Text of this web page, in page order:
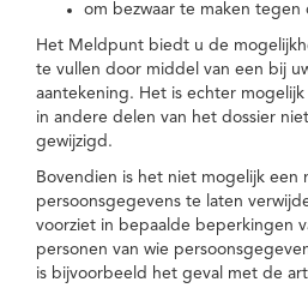
om bezwaar te maken tegen
Het Meldpunt biedt u de
te vullen door middel van een bij
aantekening. Het is echter
in andere delen van het dossier
gewijzigd.
Bovendien is het niet mogelijk een
persoonsgegevens te laten
voorziet in bepaalde beperkingen
personen van wie
is bijvoorbeeld het geval met de